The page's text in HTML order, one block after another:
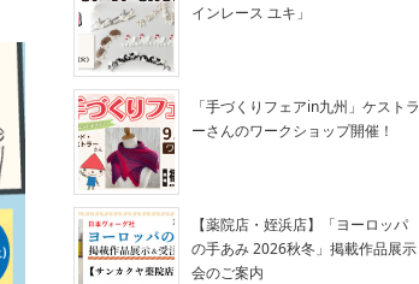
インレース ユキ」
「手づくりフェアin九州」ケストラ
ーさんのワークショップ開催！
【薬院店・姪浜店】「ヨーロッパ
の手あみ 2026秋冬」掲載作品展示
会のご案内